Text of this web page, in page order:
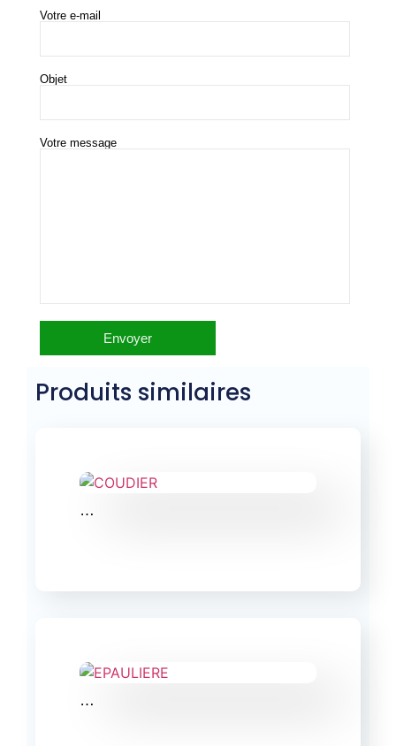
Votre e-mail
Objet
Votre message
Produits similaires
…
…